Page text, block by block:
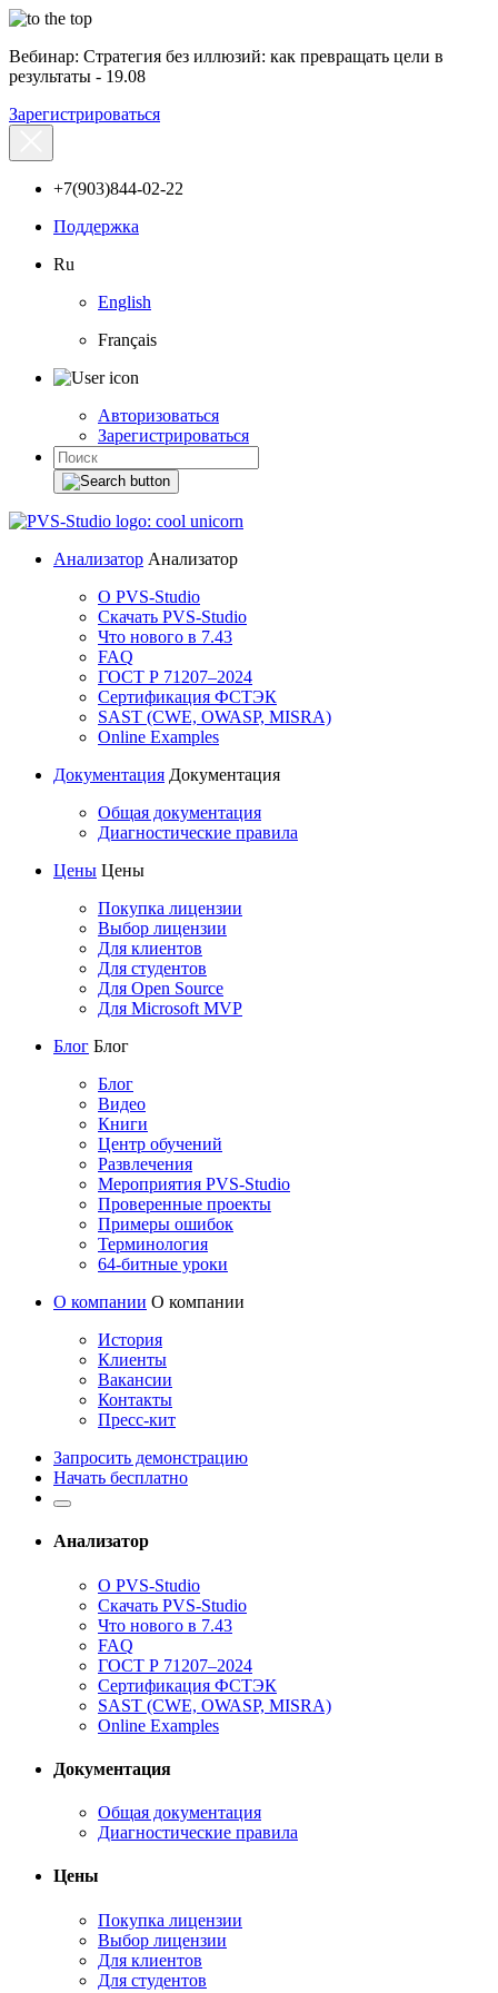
Вебинар: Стратегия без иллюзий: как превращать цели в
результаты - 19.08
Зарегистрироваться
+7(903)844-02-22
Поддержка
Ru
English
Français
Авторизоваться
Зарегистрироваться
Анализатор Анализатор
О PVS-Studio
Скачать PVS-Studio
Что нового в 7.43
FAQ
ГОСТ Р 71207–2024
Сертификация ФСТЭК
SAST (CWE, OWASP, MISRA)
Online Examples
Документация Документация
Общая документация
Диагностические правила
Цены Цены
Покупка лицензии
Выбор лицензии
Для клиентов
Для студентов
Для Open Source
Для Microsoft MVP
Блог Блог
Блог
Видео
Книги
Центр обучений
Развлечения
Мероприятия PVS-Studio
Проверенные проекты
Примеры ошибок
Терминология
64-битные уроки
О компании О компании
История
Клиенты
Вакансии
Контакты
Пресс-кит
Запросить демонстрацию
Начать бесплатно
Анализатор
О PVS-Studio
Скачать PVS-Studio
Что нового в 7.43
FAQ
ГОСТ Р 71207–2024
Сертификация ФСТЭК
SAST (CWE, OWASP, MISRA)
Online Examples
Документация
Общая документация
Диагностические правила
Цены
Покупка лицензии
Выбор лицензии
Для клиентов
Для студентов